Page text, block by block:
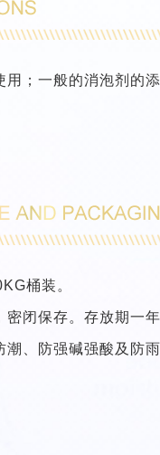
用；一般的消泡剂的
桶装。
闭保存。存放期一年
、防强碱强酸及防雨